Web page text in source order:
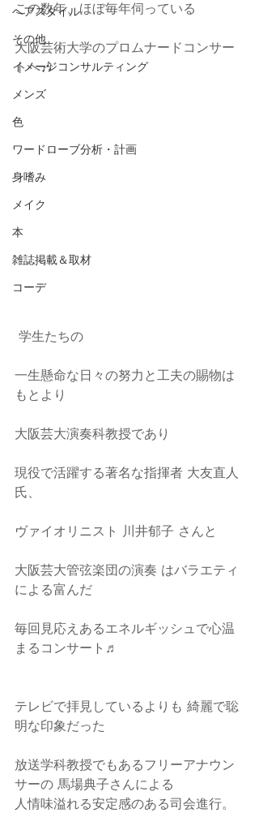
ヘアスタイル
その他
イメージコンサルティング
メンズ
色
ワードローブ分析・計画
身嗜み
メイク
本
雑誌掲載＆取材
コーデ
この数年、ほぼ毎年伺っている
大阪芸術大学のプロムナードコンサー
トへ🎶
学生たちの
一生懸命な日々の努力と工夫の賜物は
もとより
大阪芸大演奏科教授であり
現役で活躍する著名な指揮者 大友直人
氏、
ヴァイオリニスト 川井郁子 さんと
大阪芸大管弦楽団の演奏 はバラエティ
による富んだ
毎回見応えあるエネルギッシュで心温
まるコンサート♬
テレビで拝見しているよりも 綺麗で聡
明な印象だった
放送学科教授でもあるフリーアナウン
サーの 馬場典子さんによる
人情味溢れる安定感のある司会進行。